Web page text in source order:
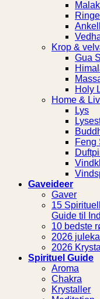
Ringe
Krop &
Gua
Holy
Home &
Lys
Feng
Gaveideer
Gaver
15
Guide til
10 bedste
2026
2026
Spirituel Guide
Aroma
Chakra
Krystaller